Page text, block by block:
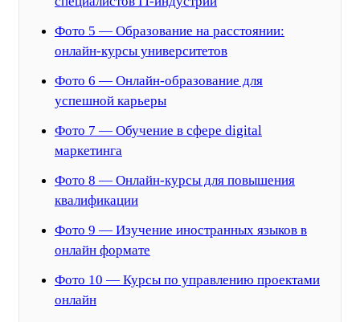
Фото 5 — Образование на расстоянии:
онлайн-курсы университетов
Фото 6 — Онлайн-образование для
успешной карьеры
Фото 7 — Обучение в сфере digital
маркетинга
Фото 8 — Онлайн-курсы для повышения
квалификации
Фото 9 — Изучение иностранных языков в
онлайн формате
Фото 10 — Курсы по управлению проектами
онлайн